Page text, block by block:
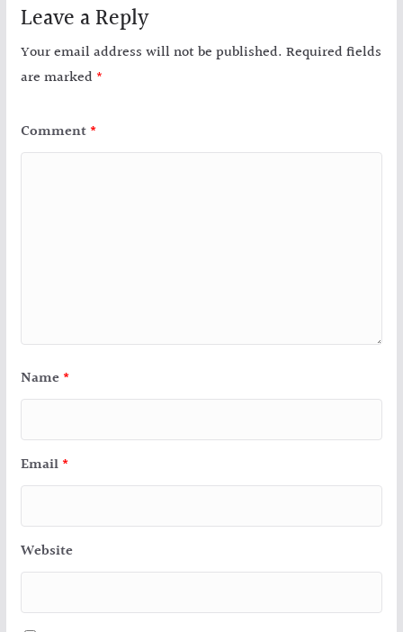
Leave a Reply
Your email address will not be published. Required fields
are marked *
Comment *
Name *
Email *
Website